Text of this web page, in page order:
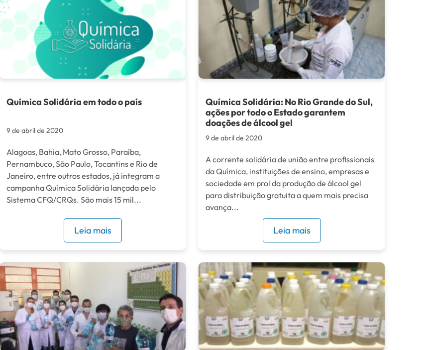
Química Solidária em todo o país
9 de abril de 2020
Alagoas, Bahia, Mato Grosso, Paraíba,
Pernambuco, São Paulo, Tocantins e Rio de
Janeiro, entre outros estados, já integram a
campanha Química Solidária lançada pelo
Sistema CFQ/CRQs. São mais 15 mil...
Leia mais
Química Solidária: No Rio Grande do Sul,
ações por todo o Estado garantem
doações de álcool gel
9 de abril de 2020
A corrente solidária de união entre profissionais
da Química, instituições de ensino, empresas e
sociedade em prol da produção de álcool gel
para distribuição gratuita a quem mais precisa
avança...
Leia mais